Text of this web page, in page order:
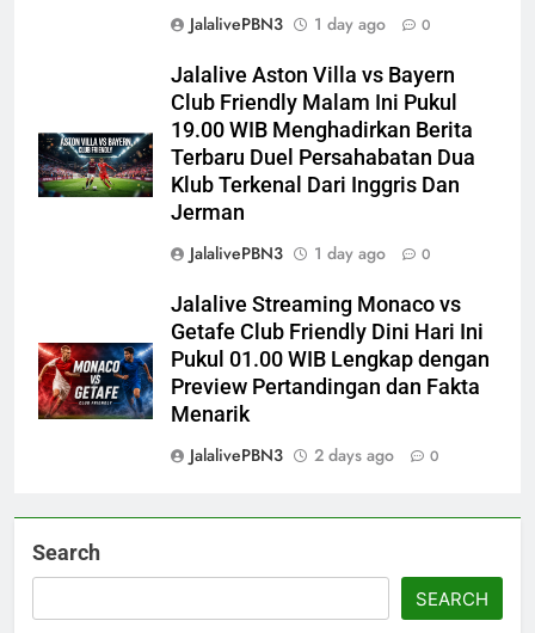
JalalivePBN3
1 day ago 0
Jalalive Aston Villa vs Bayern
Club Friendly Malam Ini Pukul
19.00 WIB Menghadirkan Berita
Terbaru Duel Persahabatan Dua
Klub Terkenal Dari Inggris Dan
Jerman
JalalivePBN3
1 day ago 0
Jalalive Streaming Monaco vs
Getafe Club Friendly Dini Hari Ini
Pukul 01.00 WIB Lengkap dengan
Preview Pertandingan dan Fakta
Menarik
JalalivePBN3
2 days ago 0
Search
SEARCH